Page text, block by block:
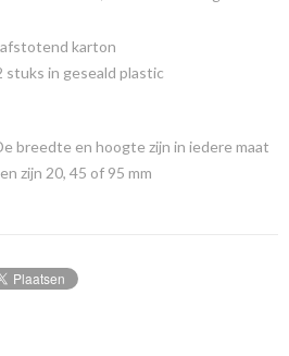
karton
stuks in geseald plastic
breedte en hoogte zijn in iedere maat
zijn 20, 45 of 95 mm